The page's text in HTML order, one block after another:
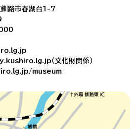
路市春湖台1-7
（文化財関係）
museum